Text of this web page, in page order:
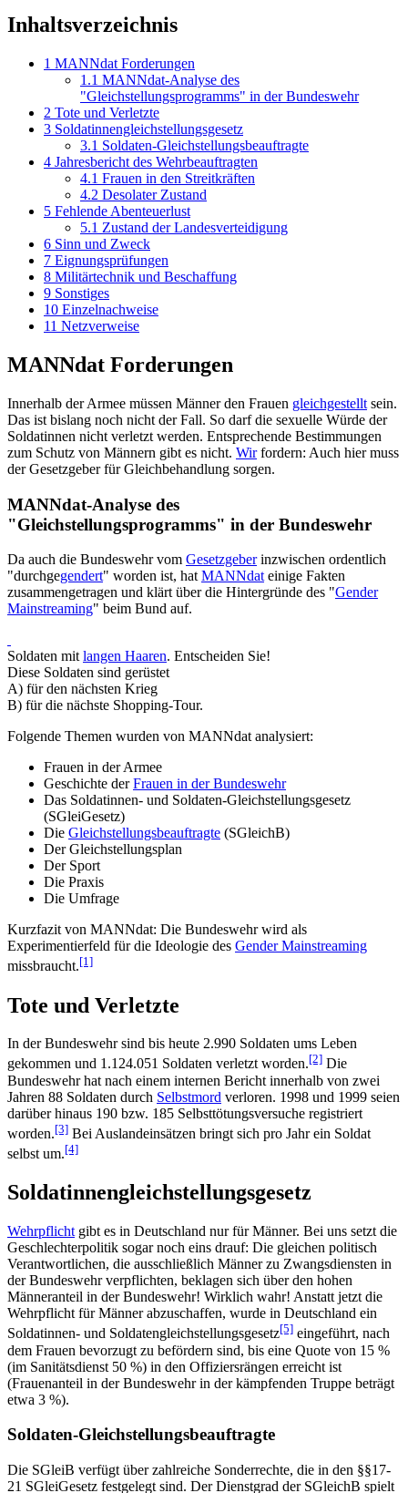
Inhaltsverzeichnis
1 MANNdat Forderungen
1.1 MANNdat-Analyse des
"Gleichstellungsprogramms" in der Bundeswehr
2 Tote und Verletzte
3 Soldatinnengleichstellungsgesetz
3.1 Soldaten-Gleichstellungsbeauftragte
4 Jahresbericht des Wehrbeauftragten
4.1 Frauen in den Streitkräften
4.2 Desolater Zustand
5 Fehlende Abenteuerlust
5.1 Zustand der Landesverteidigung
6 Sinn und Zweck
7 Eignungsprüfungen
8 Militärtechnik und Beschaffung
9 Sonstiges
10 Einzelnachweise
11 Netzverweise
MANNdat Forderungen
Innerhalb der Armee müssen Männer den Frauen gleichgestellt sein.
Das ist bislang noch nicht der Fall. So darf die sexuelle Würde der
Soldatinnen nicht verletzt werden. Entsprechende Bestimmungen
zum Schutz von Männern gibt es nicht. Wirfordern: Auch hier muss
der Gesetzgeber für Gleichbehandlung sorgen.
MANNdat-Analyse des
"Gleichstellungsprogramms" in der Bundeswehr
Da auch die Bundeswehr vom Gesetzgeberinzwischen ordentlich
"durch­gegendert" worden ist, hat MANNdat einige Fakten
zusammen­getragen und klärt über die Hintergründe des "Gender
Mainstreaming" beim Bund auf.
Soldaten mit langen Haaren. Entscheiden Sie!
Diese Soldaten sind gerüstet
A) für den nächsten Krieg
B) für die nächste Shopping-Tour.
Folgende Themen wurden von MANNdat analysiert:
Frauen in der Armee
Geschichte derFrauen in der Bundeswehr
Das Soldatinnen- und Soldaten-Gleichstellungsgesetz
(SGleiGesetz)
Die Gleichstellungsbeauftragte (SGleichB)
Der Gleichstellungsplan
Der Sport
Die Praxis
Die Umfrage
Kurzfazit von MANNdat: Die Bundeswehr wird als
Experimentierfeld für die Ideologie des Gender Mainstreaming
missbraucht.[1]
Tote und Verletzte
In der Bundeswehr sind bis heute 2.990 Soldaten ums Leben
gekommen und 1.124.051 Soldaten verletzt worden.[2] Die
Bundeswehr hat nach einem internen Bericht innerhalb von zwei
Jahren 88 Soldaten durch Selbstmord verloren. 1998 und 1999 seien
darüber hinaus 190 bzw. 185 Selbst­tötungs­versuche registriert
worden.[3] Bei Auslandeinsätzen bringt sich pro Jahr ein Soldat
selbst um.[4]
Soldatinnengleichstellungsgesetz
Wehrpflicht gibt es in Deutschland nur für Männer. Bei uns setzt die
Geschlechterpolitik sogar noch eins drauf: Die gleichen politisch
Verantwortlichen, die ausschließlich Männer zu Zwangsdiensten in
der Bundeswehr verpflichten, beklagen sich über den hohen
Männeranteil in der Bundeswehr! Wirklich wahr! Anstatt jetzt die
Wehrpflicht für Männer abzuschaffen, wurde in Deutschland ein
Soldatinnen- und Soldaten­gleich­stellungsgesetz[5] eingeführt, nach
dem Frauen bevorzugt zu befördern sind, bis eine Quote von 15 %
(im Sanitätsdienst 50 %) in den Offiziersrängen erreicht ist
(Frauenanteil in der Bundeswehr in der kämpfenden Truppe beträgt
etwa 3 %).
Soldaten-Gleichstellungsbeauftragte
Die SGleiB verfügt über zahlreiche Sonderrechte, die in den §§17-
21 SGleiGesetz festgelegt sind. Der Dienstgrad der SGleichB spielt